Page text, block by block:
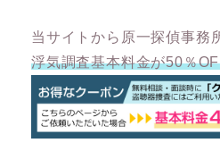
当サイトから原一探偵事務
浮気調査基本料金が50％